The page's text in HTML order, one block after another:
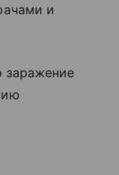
и
заражение